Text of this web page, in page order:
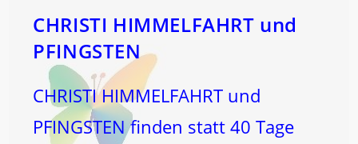
CHRISTI HIMMELFAHRT und
PFINGSTEN
CHRISTI HIMMELFAHRT und
PFINGSTEN finden statt 40 Tage